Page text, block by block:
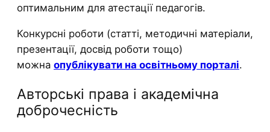
оптимальним для атестації педагогів.
Конкурсні роботи (статті, методичні матеріали,
презентації, досвід роботи тощо)
можна опублікувати на освітньому порталі.
Авторські права і академічна
доброчесність